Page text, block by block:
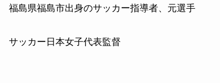
福島県福島市出身のサッカー指導者、元選手
サッカー日本女子代表監督